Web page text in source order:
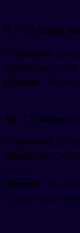
9. "To bring
Traducción: Traer
Significado: Ganar
Ejemplo: "My
10. "It takes a
Traducción: Se
Significado: Criar
familia.
Ejemplo: "My
It really takes a